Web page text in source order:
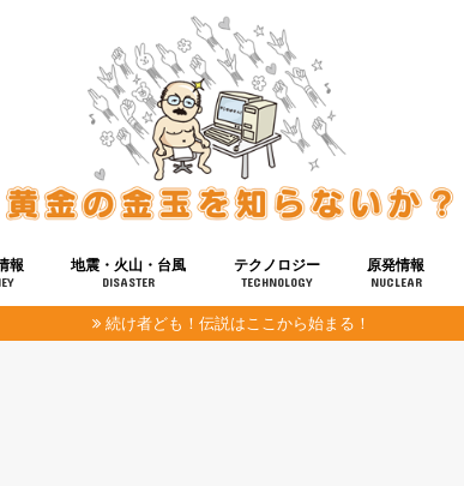
報 地震・火山・台風
DISASTER
テクノロジー
TECHNOLOGY
健康
宇宙
原発情報
NUCLEAR
続け者ども！伝説はここから始まる！